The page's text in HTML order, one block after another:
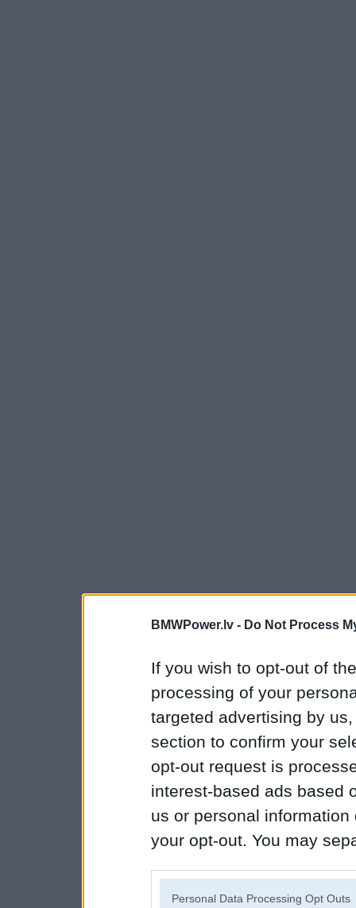
BMWPower.lv - Do Not Process
If you wish to opt-out of
processing of your
targeted advertising by
section to confirm your
opt-out request is
interest-based ads based
us or personal
your opt-out. You may
Personal Data Processing Opt Outs